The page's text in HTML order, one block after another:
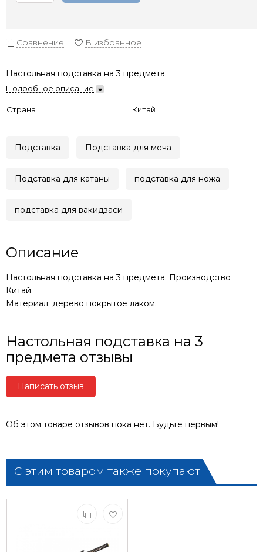
Сравнение В избранное
Настольная подставка на 3 предмета.
Подробное описание
Страна Китай
Подставка Подставка для меча
Подставка для катаны подставка для ножа
подставка для вакидзаси
Описание
Настольная подставка на 3 предмета. Производство
Китай.
Материал: дерево покрытое лаком.
Настольная подставка на 3
предмета отзывы
Написать отзыв
Об этом товаре отзывов пока нет. Будьте первым!
С этим товаром также покупают